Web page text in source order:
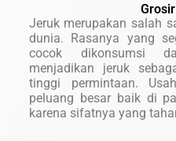
Jeruk merupakan salah
dunia. Rasanya yang
cocok dikonsumsi
menjadikan jeruk
tinggi permintaan.
peluang besar baik di
karena sifatnya yang